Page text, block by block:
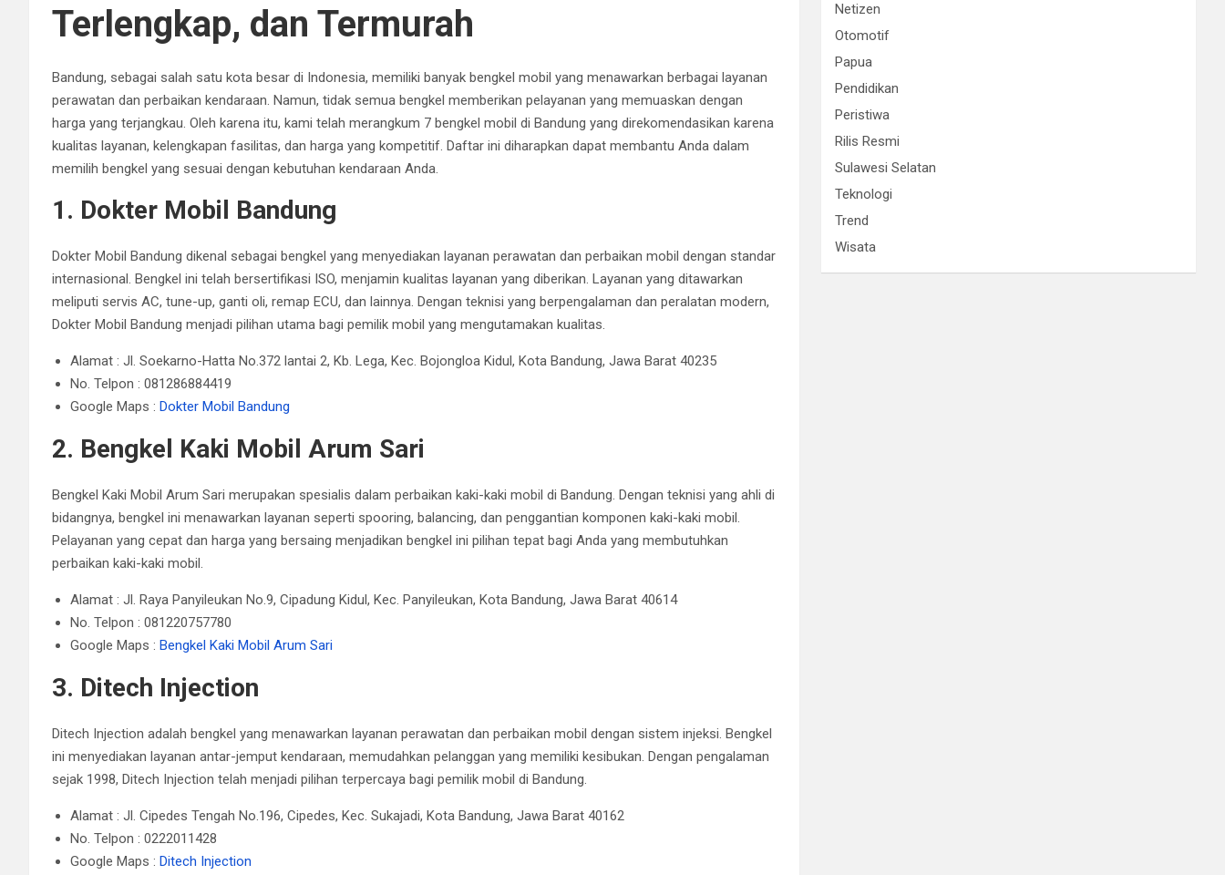
Terlengkap, dan Termurah
Bandung, sebagai salah satu kota besar di Indonesia, memiliki banyak bengkel mobil yang menawarkan berbagai layanan
perawatan dan perbaikan kendaraan. Namun, tidak semua bengkel memberikan pelayanan yang memuaskan dengan
harga yang terjangkau. Oleh karena itu, kami telah merangkum 7 bengkel mobil di Bandung yang direkomendasikan karena
kualitas layanan, kelengkapan fasilitas, dan harga yang kompetitif. Daftar ini diharapkan dapat membantu Anda dalam
memilih bengkel yang sesuai dengan kebutuhan kendaraan Anda.
1. Dokter Mobil Bandung
Dokter Mobil Bandung dikenal sebagai bengkel yang menyediakan layanan perawatan dan perbaikan mobil dengan standar
internasional. Bengkel ini telah bersertifikasi ISO, menjamin kualitas layanan yang diberikan. Layanan yang ditawarkan
meliputi servis AC, tune-up, ganti oli, remap ECU, dan lainnya. Dengan teknisi yang berpengalaman dan peralatan modern,
Dokter Mobil Bandung menjadi pilihan utama bagi pemilik mobil yang mengutamakan kualitas.
Alamat : Jl. Soekarno-Hatta No.372 lantai 2, Kb. Lega, Kec. Bojongloa Kidul, Kota Bandung, Jawa Barat 40235
No. Telpon : 081286884419
Google Maps : Dokter Mobil Bandung
2. Bengkel Kaki Mobil Arum Sari
Bengkel Kaki Mobil Arum Sari merupakan spesialis dalam perbaikan kaki-kaki mobil di Bandung. Dengan teknisi yang ahli di
bidangnya, bengkel ini menawarkan layanan seperti spooring, balancing, dan penggantian komponen kaki-kaki mobil.
Pelayanan yang cepat dan harga yang bersaing menjadikan bengkel ini pilihan tepat bagi Anda yang membutuhkan
perbaikan kaki-kaki mobil.
Alamat : Jl. Raya Panyileukan No.9, Cipadung Kidul, Kec. Panyileukan, Kota Bandung, Jawa Barat 40614
No. Telpon : 081220757780
Google Maps : Bengkel Kaki Mobil Arum Sari
3. Ditech Injection
Ditech Injection adalah bengkel yang menawarkan layanan perawatan dan perbaikan mobil dengan sistem injeksi. Bengkel
ini menyediakan layanan antar-jemput kendaraan, memudahkan pelanggan yang memiliki kesibukan. Dengan pengalaman
sejak 1998, Ditech Injection telah menjadi pilihan terpercaya bagi pemilik mobil di Bandung.
Alamat : Jl. Cipedes Tengah No.196, Cipedes, Kec. Sukajadi, Kota Bandung, Jawa Barat 40162
No. Telpon : 0222011428
Google Maps : Ditech Injection
Netizen
Otomotif
Papua
Pendidikan
Peristiwa
Rilis Resmi
Sulawesi Selatan
Teknologi
Trend
Wisata